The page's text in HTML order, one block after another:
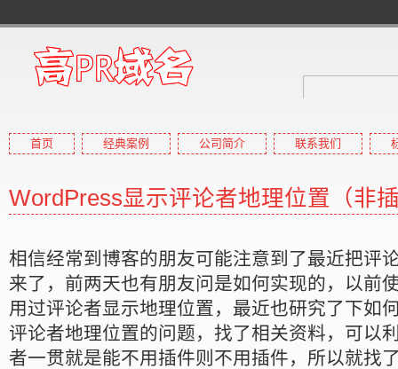
高权重域名,高外链域名,高
首页 经典案例 公司简介 联系我们
WordPress显示评论者地理位置（非
相信经常到博客的朋友可能注意到了最近把评
来了，前两天也有朋友问是如何实现的，以前
用过评论者显示地理位置，最近也研究了下如
评论者地理位置的问题，找了相关资料，可以
者一贯就是能不用插件则不用插件，所以就找